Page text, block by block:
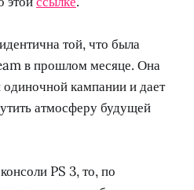
той, что была
в прошлом месяце. Она
кампании и дает
атмосферу будущей
PS 3, то, по